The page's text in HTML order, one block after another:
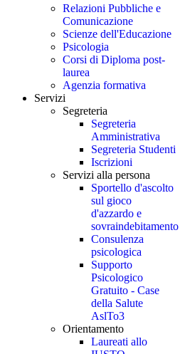
Relazioni Pubbliche e
Comunicazione
Scienze dell'Educazione
Psicologia
Corsi di Diploma post-
laurea
Agenzia formativa
Servizi
Segreteria
Segreteria
Amministrativa
Segreteria Studenti
Iscrizioni
Servizi alla persona
Sportello d'ascolto
sul gioco
d'azzardo e
sovraindebitamento
Consulenza
psicologica
Supporto
Psicologico
Gratuito - Case
della Salute
AslTo3
Orientamento
Laureati allo